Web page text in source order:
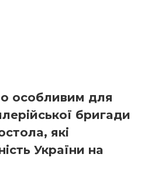
oсoбливим для
бригaди
які
Укрaїни нa